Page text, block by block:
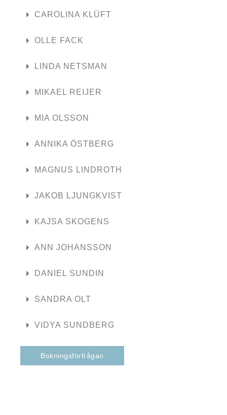
CAROLINA KLÜFT
OLLE FACK
LINDA NETSMAN
MIKAEL REIJER
MIA OLSSON
ANNIKA ÖSTBERG
MAGNUS LINDROTH
JAKOB LJUNGKVIST
KAJSA SKOGENS
ANN JOHANSSON
DANIEL SUNDIN
SANDRA OLT
VIDYA SUNDBERG
Bokningsförfrågan